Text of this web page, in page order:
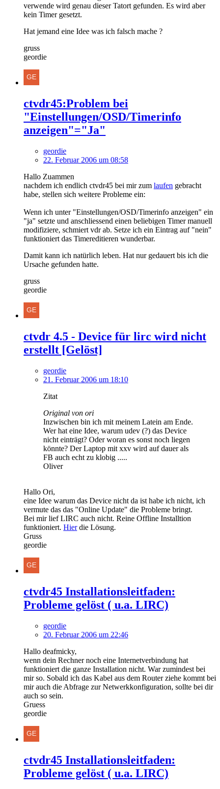
verwende wird genau dieser Tatort gefunden. Es wird aber
kein Timer gesetzt.
Hat jemand eine Idee was ich falsch mache ?
gruss
geordie
ctvdr45:Problem bei
"Einstellungen/OSD/Timerinfo
anzeigen"="Ja"
geordie
22. Februar 2006 um 08:58
Hallo Zuammen
nachdem ich endlich ctvdr45 bei mir zum laufen gebracht
habe, stellen sich weitere Probleme ein:
Wenn ich unter "Einstellungen/OSD/Timerinfo anzeigen" ein
"ja" setzte und anschliessend einen beliebigen Timer manuell
modifiziere, schmiert vdr ab. Setze ich ein Eintrag auf "nein"
funktioniert das Timereditieren wunderbar.
Damit kann ich natürlich leben. Hat nur gedauert bis ich die
Ursache gefunden hatte.
gruss
geordie
ctvdr 4.5 - Device für lirc wird nicht
erstellt [Gelöst]
geordie
21. Februar 2006 um 18:10
Zitat
Original von ori
Inzwischen bin ich mit meinem Latein am Ende.
Wer hat eine Idee, warum udev (?) das Device
nicht einträgt? Oder woran es sonst noch liegen
könnte? Der Laptop mit xxv wird auf dauer als
FB auch echt zu klobig .....
Oliver
Hallo Ori,
eine Idee warum das Device nicht da ist habe ich nicht, ich
vermute das das "Online Update" die Probleme bringt.
Bei mir lief LIRC auch nicht. Reine Offline Installtion
funktioniert. Hierdie Lösung.
Gruss
geordie
ctvdr45 Installationsleitfaden:
Probleme gelöst ( u.a. LIRC)
geordie
20. Februar 2006 um 22:46
Hallo deafmicky,
wenn dein Rechner noch eine Internetverbindung hat
funktioniert die ganze Installation nicht. War zumindest bei
mir so. Sobald ich das Kabel aus dem Router ziehe kommt bei
mir auch die Abfrage zur Netwerkkonfiguration, sollte bei dir
auch so sein.
Gruess
geordie
ctvdr45 Installationsleitfaden:
Probleme gelöst ( u.a. LIRC)